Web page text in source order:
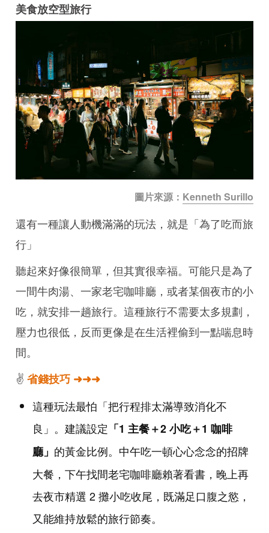
美食放空型旅行
圖片來源： Kenneth Surillo
還有一種讓人動機滿滿的玩法，就是「為了吃而旅
行」
聽起來好像很簡單，但其實很幸福。可能只是為了
一間牛肉湯、一家老宅咖啡廳，或者某個夜市的小
吃，就安排一趟旅行。這種旅行不需要太多規劃，
壓力也很低，反而更像是在生活裡偷到一點喘息時
間。
✌️ 省錢技巧 ➜➜➜
這種玩法最怕「把行程排太滿導致消化不
良」。建議設定 「1 主餐＋2 小吃＋1 咖啡
廳」 的黃金比例。中午吃一頓心心念念的招牌
大餐，下午找間老宅咖啡廳賴著看書，晚上再
去夜市精選 2 攤小吃收尾，既滿足口腹之慾，
又能維持放鬆的旅行節奏。